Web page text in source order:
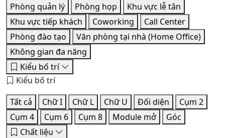
Phòng quản lý
Phòng họp
Khu vực lễ tân
Khu vực tiếp khách
Coworking
Call Center
Phòng đào tạo
Văn phòng tại nhà (Home Office)
Không gian đa năng
Kiểu bố trí
Kiểu bố trí
Tất cả
Chữ I Chữ L Chữ U Đối diện
Cụm 2
Cụm 4
Cụm 6 Cụm 8 Module mở
Góc
Chất liệu